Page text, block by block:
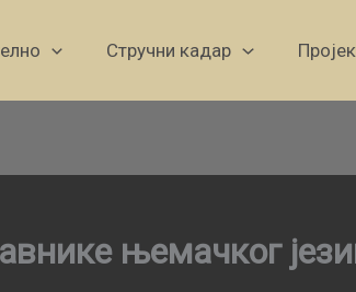
Стручни кадар
њемачког